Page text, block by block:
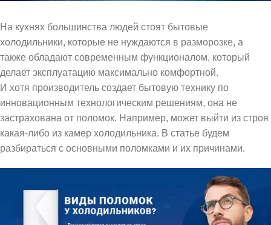
На кухнях большинства людей стоят бытовые
холодильники, которые не нуждаются в разморозке, а
также обладают современным функционалом, который
делает эксплуатацию максимально комфортной.
И хотя производитель создает бытовую технику по
инновационным технологическим решениям, она не
застрахована от поломок. Например, может выйти из строя
какая-либо из камер холодильника. В статье будем
разбираться с основными поломками и их причинами.